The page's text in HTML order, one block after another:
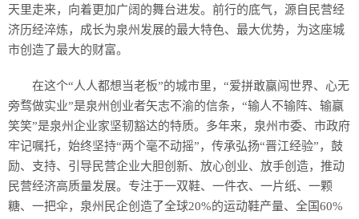
天里走来，向着更加广阔的舞台进发。前行的底气，源自民营经
济历经淬炼，成长为泉州发展的最大特色、最大优势，为这座城
市创造了最大的财富。
在这个“人人都想当老板”的城市里，“爱拼敢赢闯世界、心无
旁骛做实业”是泉州创业者矢志不渝的信条，“输人不输阵、输赢
笑笑”是泉州企业家坚韧豁达的特质。多年来，泉州市委、市政府
牢记嘱托，始终坚持“两个毫不动摇”，传承弘扬“晋江经验”，鼓
励、支持、引导民营企业大胆创新、放心创业、放手创造，推动
民营经济高质量发展。专注于一双鞋、一件衣、一片纸、一颗
糖、一把伞，泉州民企创造了全球20%的运动鞋产量、全国60%